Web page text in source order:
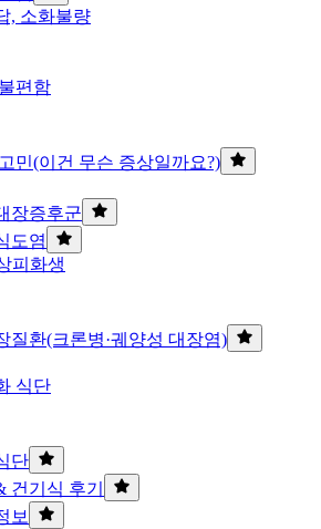
, 소화불량
편함
민(이건 무슨 증상일까요?)
장증후군
도염
피화생
질환(크론병·궤양성 대장염)
식단
단
건기식 후기
보